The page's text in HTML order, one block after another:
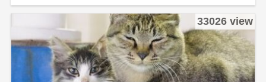
33026 view